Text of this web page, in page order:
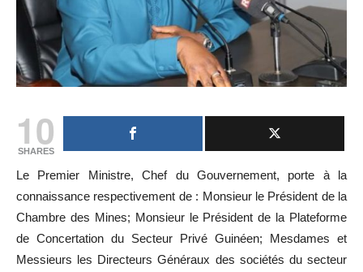
10
SHARES
Le Premier Ministre, Chef du Gouvernement, porte à la
connaissance respectivement de : Monsieur le Président de la
Chambre des Mines; Monsieur le Président de la Plateforme
de Concertation du Secteur Privé Guinéen; Mesdames et
Messieurs les Directeurs Généraux des sociétés du secteur